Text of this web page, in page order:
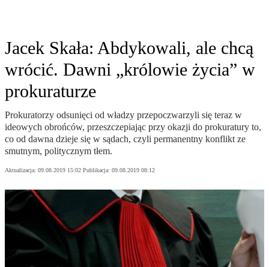
Jacek Skała: Abdykowali, ale chcą
wrócić. Dawni „królowie życia” w
prokuraturze
Prokuratorzy odsunięci od władzy przepoczwarzyli się teraz w
ideowych obrońców, przeszczepiając przy okazji do prokuratury to,
co od dawna dzieje się w sądach, czyli permanentny konflikt ze
smutnym, politycznym tłem.
Aktualizacja: 09.08.2019 15:02 Publikacja: 09.08.2019 08:12